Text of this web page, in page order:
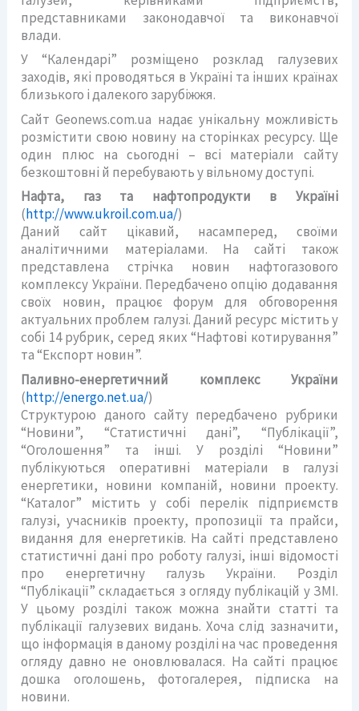
представниками законодавчої та виконавчої
влади.
У “Календарі” розміщено розклад галузевих
заходів, які проводяться в Україні та інших країнах
близького і далекого зарубіжжя.
Сайт Geonews.com.ua надає унікальну можливість
розмістити свою новину на сторінках ресурсу. Ще
один плюс на сьогодні – всі матеріали сайту
безкоштовні й перебувають у вільному доступі.
Нафта, газ та нафтопродукти в Україні
(http://www.ukroil.com.ua/)
Даний сайт цікавий, насамперед, своїми
аналітичними матеріалами. На сайті також
представлена стрічка новин нафтогазового
комплексу України. Передбачено опцію додавання
своїх новин, працює форум для обговорення
актуальних проблем галузі. Даний ресурс містить у
собі 14 рубрик, серед яких “Нафтові котирування”
та “Експорт новин”.
Паливно-енергетичний комплекс України
(http://energo.net.ua/)
Структурою даного сайту передбачено рубрики
“Новини”, “Статистичні дані”, “Публікації”,
“Оголошення” та інші. У розділі “Новини”
публікуються оперативні матеріали в галузі
енергетики, новини компаній, новини проекту.
“Каталог” містить у собі перелік підприємств
галузі, учасників проекту, пропозиції та прайси,
видання для енергетиків. На сайті представлено
статистичні дані про роботу галузі, інші відомості
про енергетичну галузь України. Розділ
“Публікації” складається з огляду публікацій у ЗМІ.
У цьому розділі також можна знайти статті та
публікації галузевих видань. Хоча слід зазначити,
що інформація в даному розділі на час проведення
огляду давно не оновлювалася. На сайті працює
дошка оголошень, фотогалерея, підписка на
новини.